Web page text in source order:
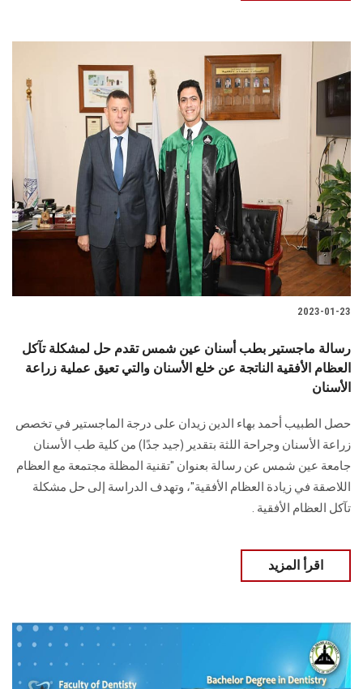
2023-01-23
رسالة ماجستير بطب أسنان عين شمس تقدم حل لمشكلة تآكل
العظام الأفقية الناتجة عن خلع الأسنان والتي تعيق عملية زراعة
الأسنان
حصل الطبيب أحمد بهاء الدين زيدان على درجة الماجستير في تخصص
زراعة الأسنان وجراحة اللثة بتقدير (جيد جدًا) من كلية طب الأسنان
جامعة عين شمس عن رسالة بعنوان "تقنية المظلة مجتمعة مع العظام
اللاصقة في زيادة العظام الأفقية"، وتهدف الدراسة إلى حل مشكلة
تآكل العظام الأفقية .
اقرأ المزيد